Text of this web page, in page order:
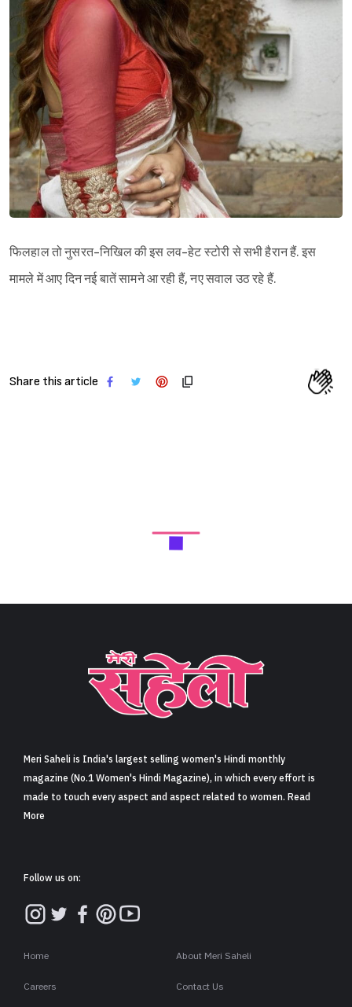
फिलहाल तो नुसरत-निखिल की इस लव-हेट स्टोरी से सभी हैरान हैं. इस
मामले में आए दिन नई बातें सामने आ रही हैं, नए सवाल उठ रहे हैं.
Share this article
Meri Saheli is India's largest selling women's Hindi monthly
magazine (No.1 Women's Hindi Magazine), in which every effort is
made to touch every aspect and aspect related to women. Read
More
Follow us on:
Home About Meri Saheli
Careers Contact Us